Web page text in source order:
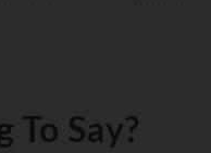
To Say?